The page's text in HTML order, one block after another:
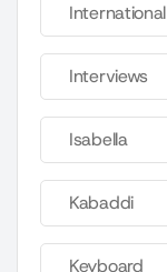
International
Interviews
Isabella
Kabaddi
Keyboard